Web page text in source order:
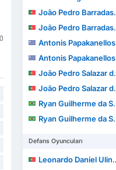
João Pedro Barradas Novais
João Pedro Barradas Novais
Antonis Papakanellos
Antonis Papakanellos
João Pedro Salazar da Graça
João Pedro Salazar da Graça
Ryan Guilherme da Silva Pae
Ryan Guilherme da Silva Pae
Defans Oyuncuları
Leonardo Daniel Ulineia Buta